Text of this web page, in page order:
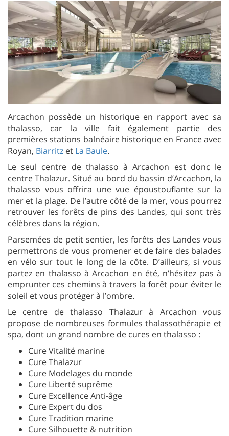
Arcachon possède un historique en rapport avec sa
thalasso, car la ville fait également partie des
premières stations balnéaire historique en France avec
Royan, Biarritz et La Baule.
Le seul centre de thalasso à Arcachon est donc le
centre Thalazur. Situé au bord du bassin d’Arcachon, la
thalasso vous offrira une vue époustouflante sur la
mer et la plage. De l’autre côté de la mer, vous pourrez
retrouver les forêts de pins des Landes, qui sont très
célèbres dans la région.
Parsemées de petit sentier, les forêts des Landes vous
permettrons de vous promener et de faire des balades
en vélo sur tout le long de la côte. D’ailleurs, si vous
partez en thalasso à Arcachon en été, n’hésitez pas à
emprunter ces chemins à travers la forêt pour éviter le
soleil et vous protéger à l’ombre.
Le centre de thalasso Thalazur à Arcachon vous
propose de nombreuses formules thalassothérapie et
spa, dont un grand nombre de cures en thalasso :
Cure Vitalité marine
Cure Thalazur
Cure Modelages du monde
Cure Liberté suprême
Cure Excellence Anti-âge
Cure Expert du dos
Cure Tradition marine
Cure Silhouette & nutrition